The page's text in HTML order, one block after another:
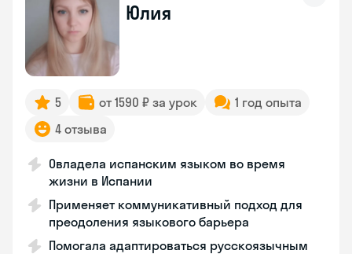
Юлия
5 от 1590 ₽ за урок
1 год опыта
4 отзыва
Овладела испанским языком во время
жизни в Испании
Применяет коммуникативный подход для
преодоления языкового барьера
Помогала адаптироваться русскоязычным